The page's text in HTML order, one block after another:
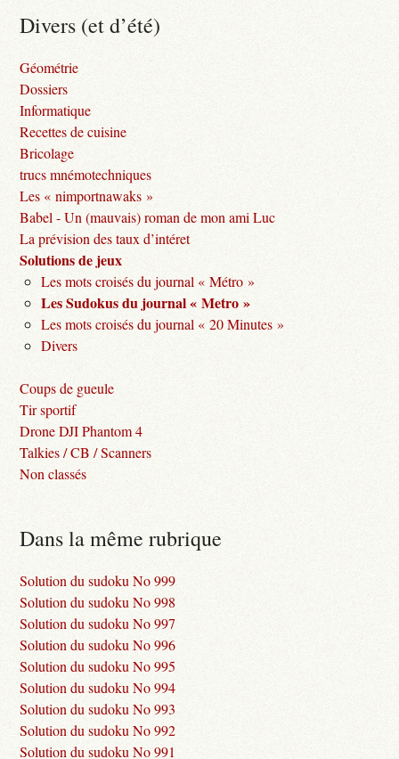
Divers (et d’été)
Géométrie
Dossiers
Informatique
Recettes de cuisine
Bricolage
trucs mnémotechniques
Les « nimportnawaks »
Babel - Un (mauvais) roman de mon ami Luc
La prévision des taux d’intéret
Solutions de jeux
Les mots croisés du journal « Métro »
Les Sudokus du journal « Metro »
Les mots croisés du journal « 20 Minutes »
Divers
Coups de gueule
Tir sportif
Drone DJI Phantom 4
Talkies / CB / Scanners
Non classés
Dans la même rubrique
Solution du sudoku No 999
Solution du sudoku No 998
Solution du sudoku No 997
Solution du sudoku No 996
Solution du sudoku No 995
Solution du sudoku No 994
Solution du sudoku No 993
Solution du sudoku No 992
Solution du sudoku No 991